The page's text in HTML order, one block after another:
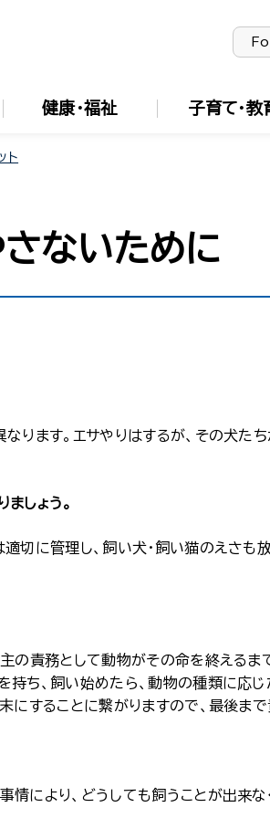
健康・福祉 子育て・教
ト
ないために
ります。エサやりはするが、その犬た
しょう。
切に管理し、飼い犬・飼い猫のえさも
主の責務として動物がその命を終える
ち、飼い始めたら、動物の種類に応
にすることに繋がりますので、最後まで
により、どうしても飼うことが出来